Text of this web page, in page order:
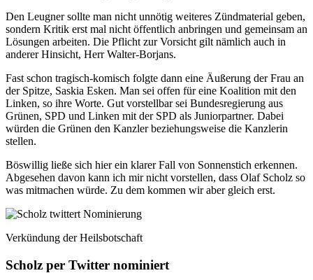
Den Leugner sollte man nicht unnötig weiteres Zündmaterial geben,
sondern Kritik erst mal nicht öffentlich anbringen und gemeinsam an
Lösungen arbeiten. Die Pflicht zur Vorsicht gilt nämlich auch in
anderer Hinsicht, Herr Walter-Borjans.
Fast schon tragisch-komisch folgte dann eine Äußerung der Frau an
der Spitze, Saskia Esken. Man sei offen für eine Koalition mit den
Linken, so ihre Worte. Gut vorstellbar sei Bundesregierung aus
Grünen, SPD und Linken mit der SPD als Juniorpartner. Dabei
würden die Grünen den Kanzler beziehungsweise die Kanzlerin
stellen.
Böswillig ließe sich hier ein klarer Fall von Sonnenstich erkennen.
Abgesehen davon kann ich mir nicht vorstellen, dass Olaf Scholz so
was mitmachen würde. Zu dem kommen wir aber gleich erst.
Verkündung der Heilsbotschaft
Scholz per Twitter nominiert